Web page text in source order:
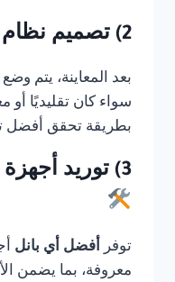
2) تصميم نظام الإنذار المناسب
بعد المعاينة، يتم
سواء كان تقليديًا أو
بطريقة تحقق أفضل
3) توريد أجهزة إنذار الحريق الأصلية
توفر أفضل أي بانل
معروفة، بما يضمن